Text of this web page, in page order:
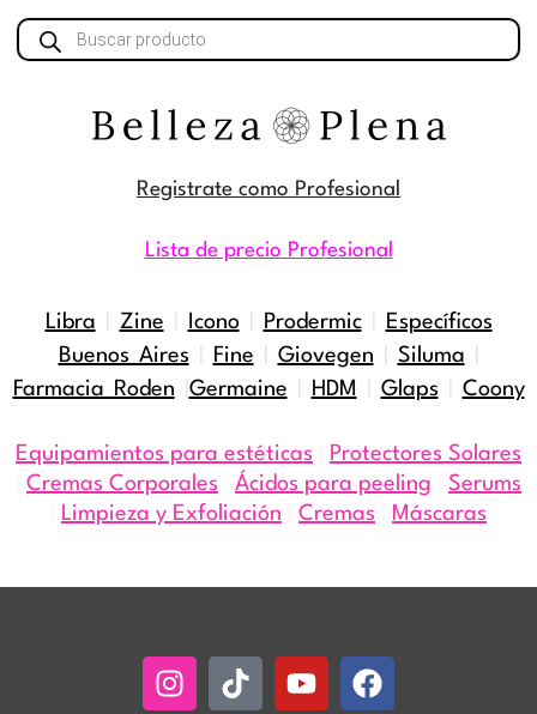
Búsqueda
de
Registrate como Profesional
Lista de precio Profesional
Libra Zine Icono| Prodermic|
Específicos
Buenos Aires
Fine Giovegen Siluma
Farmacia Roden
Germaine HDM Glaps Coony
Equipamientos para estéticas
Protectores Solares
Cremas Corporales Ácidos para peeling
Serums
Limpieza y Exfoliación Cremas Máscaras
Instagram
TiktokYoutubeFacebook